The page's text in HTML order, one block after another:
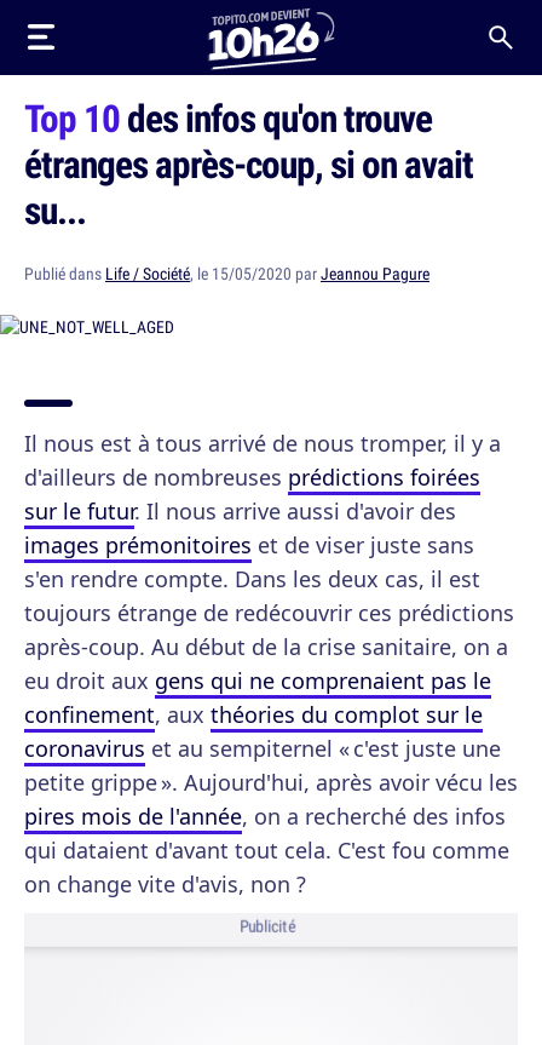
Top 10des infos qu'on trouve
étranges après-coup, si on avait
su...
Publié dans Life / Société, le 15/05/2020 parJeannou Pagure
Il nous est à tous arrivé de nous tromper, il y a
d'ailleurs de nombreuses prédictions foirées
sur le futur. Il nous arrive aussi d'avoir des
images prémonitoires et de viser juste sans
s'en rendre compte. Dans les deux cas, il est
toujours étrange de redécouvrir ces prédictions
après-coup. Au début de la crise sanitaire, on a
eu droit aux gens qui ne comprenaient pas le
confinement, aux théories du complot sur le
coronavirus et au sempiternel « c'est juste une
petite grippe ». Aujourd'hui, après avoir vécu les
pires mois de l'année, on a recherché des infos
qui dataient d'avant tout cela. C'est fou comme
on change vite d'avis, non ?
Publicité